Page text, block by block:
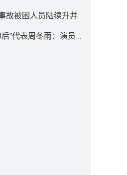
故被困人员陆续升井
：演员心里有底，得靠体验生活